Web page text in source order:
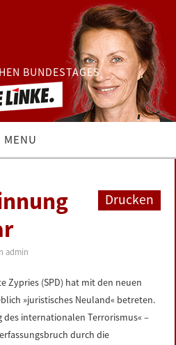
BUNDESTAGES
MENU
Drucken
admin
Zypries (SPD) hat mit den neuen
»juristisches Neuland« betreten.
des internationalen Terrorismus« –
durch die